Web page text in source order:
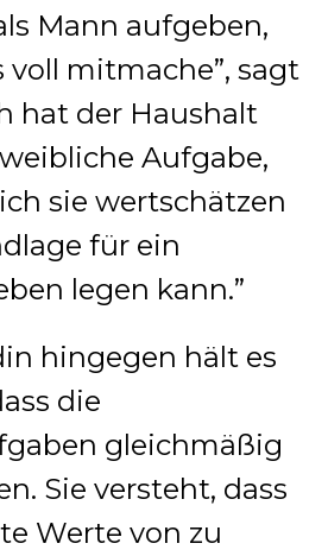
Mann aufgeben,
voll mitmache”, sagt
hat der Haushalt
Aufgabe,
sie wertschätzen
für ein
legen kann.”
hingegen hält es
die
gleichmäßig
Sie versteht, dass
Werte von zu